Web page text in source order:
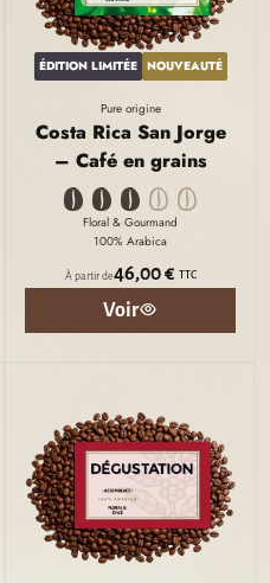
ÉDITION LIMITÉE NOUVEAUTÉ
Pure origine
Costa Rica San Jorge
– Café en grains
Floral & Gourmand
100% Arabica
À partir de46,00 € TTC
Voir